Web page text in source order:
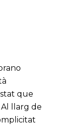
que
Al llarg de